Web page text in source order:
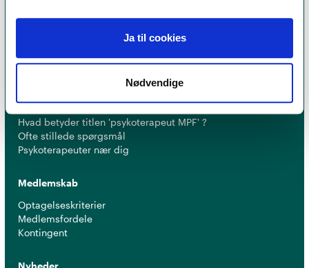
Ja til cookies
Nødvendige
Hvad betyder titlen 'psykoterapeut MPF' ?
Ofte stillede spørgsmål
Psykoterapeuter nær dig
Medlemskab
Optagelseskriterier
Medlemsfordele
Kontingent